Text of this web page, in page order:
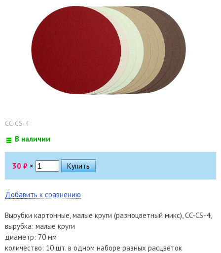
CC-CS-4
В наличии
30 ₽ ×
Добавить к сравнению
Вырубки картонные, малые круги (разноцветный микс), CC-CS-4,
вырубка: малые круги
диаметр: 70 мм
количество: 10 шт. в одном наборе разных расцветок